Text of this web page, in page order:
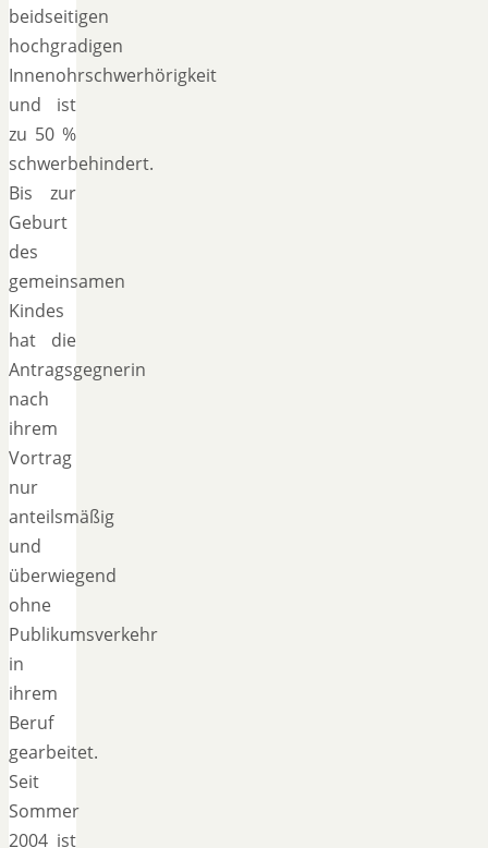
beidseitigen
hochgradigen
Innenohrschwerhörigkeit
und ist
zu 50 %
schwerbehindert.
Bis zur
Geburt
des
gemeinsamen
Kindes
hat die
Antragsgegnerin
nach
ihrem
Vortrag
nur
anteilsmäßig
und
überwiegend
ohne
Publikumsverkehr
in
ihrem
Beruf
gearbeitet.
Seit
Sommer
2004 ist